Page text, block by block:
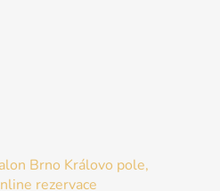
Brno Královo pole,
rezervace